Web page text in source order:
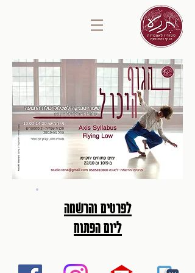
לפרטים והרשמה
ליום הפתוח